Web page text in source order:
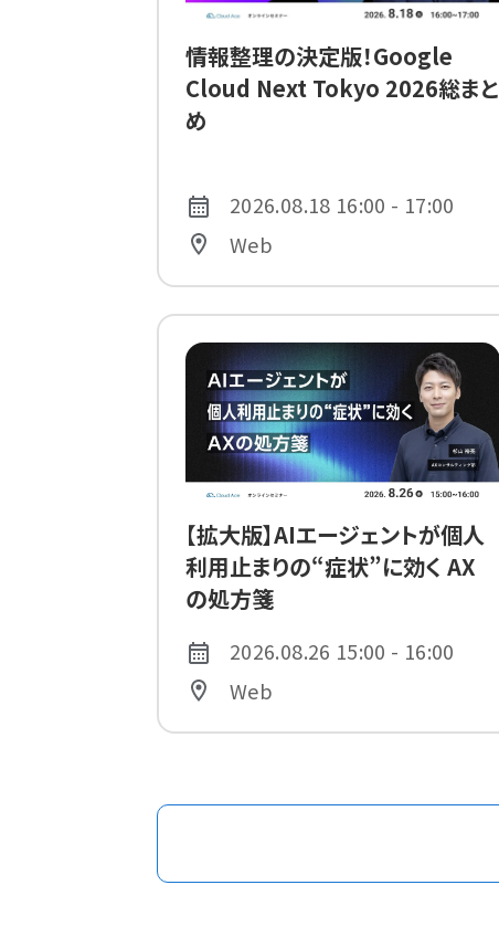
情報整理の決定版！Google
Cloud Next Tokyo 2026総まと
め
2026.08.18 16:00 - 17:00
Web
【拡大版】AIエージェントが個人
利用止まりの“症状”に効く AX
の処方箋
2026.08.26 15:00 - 16:00
Web